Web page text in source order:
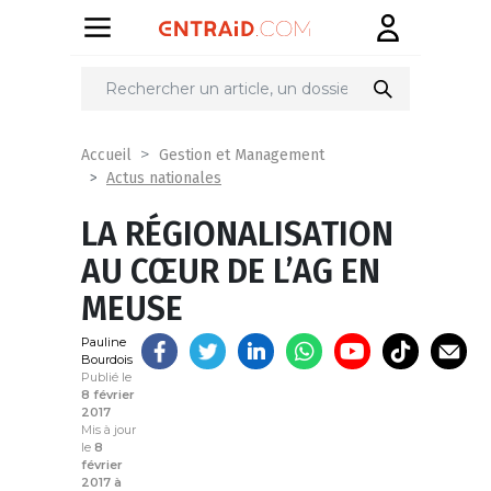
Partager
Accueil
Gestion et Management
Actus nationales
LA RÉGIONALISATION
AU CŒUR DE L’AG EN
MEUSE
Pauline
Bourdois
Publié le
8 février
2017
Mis à jour
le 8
février
2017 à